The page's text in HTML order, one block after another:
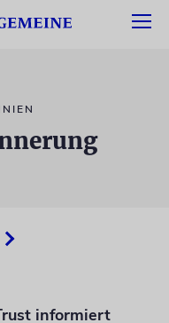
informiert